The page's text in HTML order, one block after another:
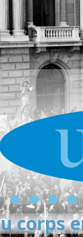
corps